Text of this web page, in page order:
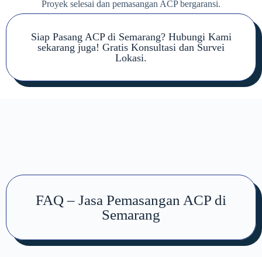
Proyek selesai dan pemasangan ACP bergaransi.
Siap Pasang ACP di Semarang? Hubungi Kami
sekarang juga! Gratis Konsultasi dan Survei
Lokasi.
FAQ – Jasa Pemasangan ACP di
Semarang